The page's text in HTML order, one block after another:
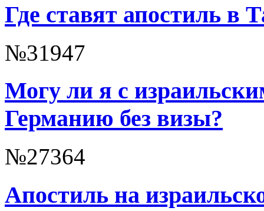
Где ставят апостиль в
№31947
Могу ли я с
Германию без визы?
№27364
Апостиль на